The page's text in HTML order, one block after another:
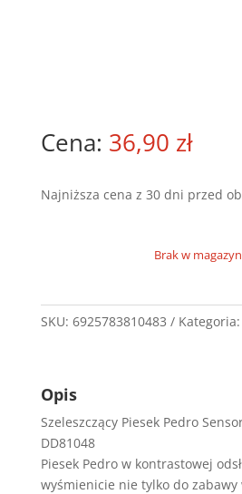
36,90 zł
Najniższa cena z 30 dni przed
Brak w
SKU: 6925783810483 Kategoria:
Opis
Szeleszczący Piesek Pedro
DD81048
Piesek Pedro w kontrastowej
wyśmienicie nie tylko do zabawy